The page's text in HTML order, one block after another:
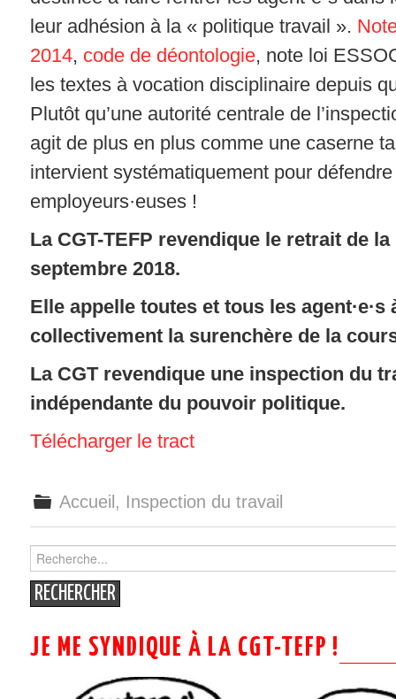
leur adhésion à la « politique travail ».
2014, code de déontologie, note loi
les textes à vocation disciplinaire depuis
Plutôt qu’une autorité centrale de
agit de plus en plus comme une caserne
intervient systématiquement pour
employeurs·euses !
La CGT-TEFP revendique le retrait de la
septembre 2018.
Elle appelle toutes et tous les agent·e·s
collectivement la surenchère de la
La CGT revendique une inspection du
indépendante du pouvoir politique.
Télécharger le tract
Accueil, Inspection du travail
Search
for:
JE ME SYNDIQUE À LA CGT-TEFP !